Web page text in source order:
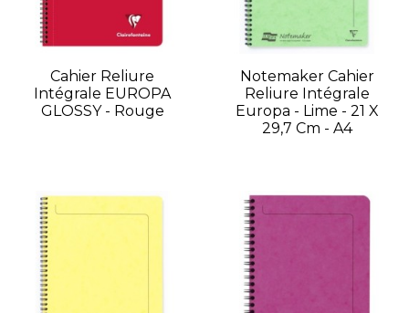
Cahier Reliure
Intégrale EUROPA
GLOSSY - Rouge
Notemaker Cahier
Reliure Intégrale
Europa - Lime - 21 X
29,7 Cm - A4